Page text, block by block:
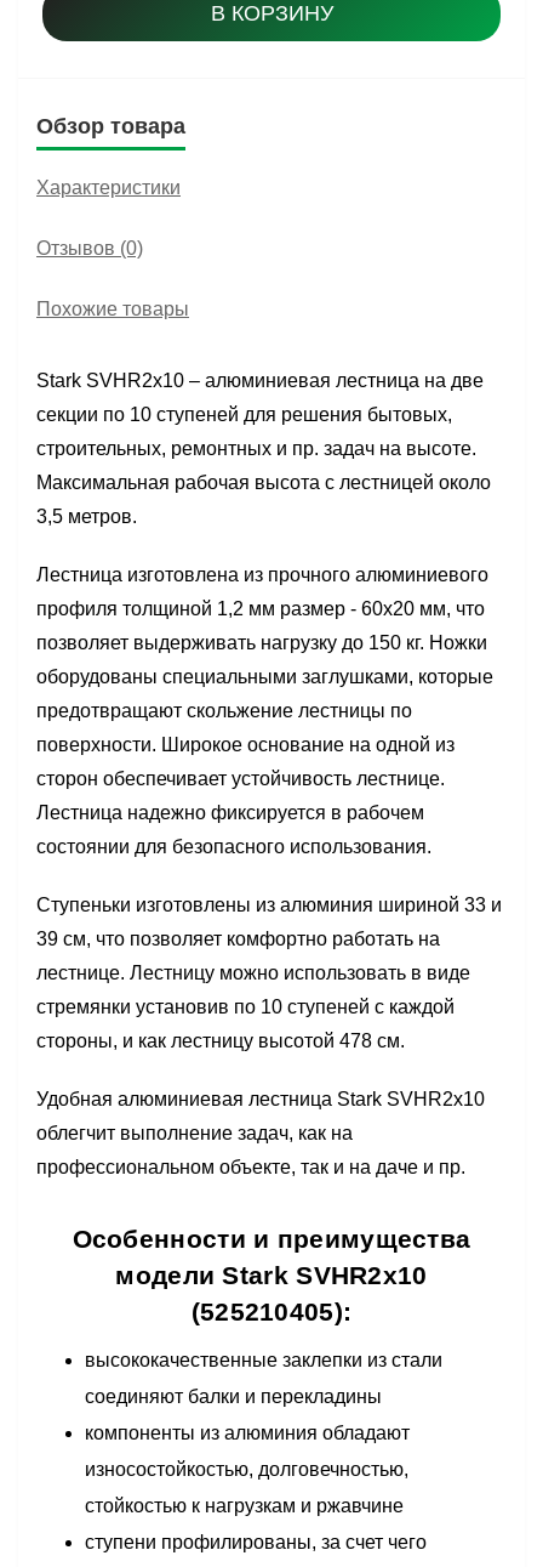
В КОРЗИНУ
Обзор товара
Характеристики
Отзывов (0)
Похожие товары
Stark SVHR2x10 – алюминиевая лестница на две
секции по 10 ступеней для решения бытовых,
строительных, ремонтных и пр. задач на высоте.
Максимальная рабочая высота с лестницей около
3,5 метров.
Лестница изготовлена из прочного алюминиевого
профиля толщиной 1,2 мм размер - 60х20 мм, что
позволяет выдерживать нагрузку до 150 кг. Ножки
оборудованы специальными заглушками, которые
предотвращают скольжение лестницы по
поверхности. Широкое основание на одной из
сторон обеспечивает устойчивость лестнице.
Лестница надежно фиксируется в рабочем
состоянии для безопасного использования.
Ступеньки изготовлены из алюминия шириной 33 и
39 см, что позволяет комфортно работать на
лестнице. Лестницу можно использовать в виде
стремянки установив по 10 ступеней с каждой
стороны, и как лестницу высотой 478 см.
Удобная алюминиевая лестница Stark SVHR2x10
облегчит выполнение задач, как на
профессиональном объекте, так и на даче и пр.
Особенности и преимущества
модели Stark SVHR2x10
(525210405):
высококачественные заклепки из стали
соединяют балки и перекладины
компоненты из алюминия обладают
износостойкостью, долговечностью,
стойкостью к нагрузкам и ржавчине
ступени профилированы, за счет чего